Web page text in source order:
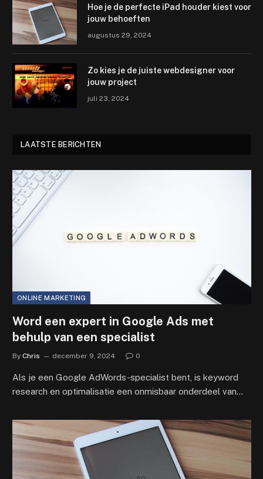
Hoe je de perfecte iPad houder kiest voor
jouw behoeften
augustus 29, 2024
Zo kies je de juiste webdesigner voor
jouw project
juli 23, 2024
LAATSTE BERICHTEN
ONLINE MARKETING
Word een expert in Google Ads met
behulp van een specialist
By Chris december 9, 2024 0
Als je een Google AdWords-specialist bent, is keyword
research en optimalisatie een onmisbaar onderdeel van…